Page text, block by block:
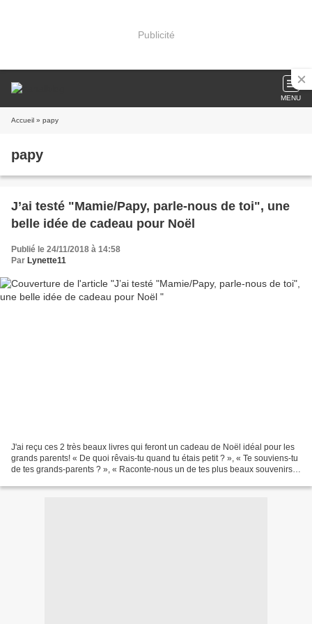
Publicité
MENU
Accueil » papy
papy
J’ai testé "Mamie/Papy, parle-nous de toi", une
belle idée de cadeau pour Noël
Publié le 24/11/2018 à 14:58
Par Lynette11
J'ai reçu ces 2 très beaux livres qui feront un cadeau de Noël idéal pour les
grands parents! « De quoi rêvais-tu quand tu étais petit ? », « Te souviens-tu
de tes grands-parents ? », « Raconte-nous un de tes plus beaux souvenirs